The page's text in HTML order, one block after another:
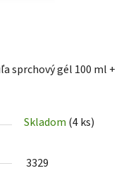
sprchový gél 100 ml +
Skladom (4 ks)
3329